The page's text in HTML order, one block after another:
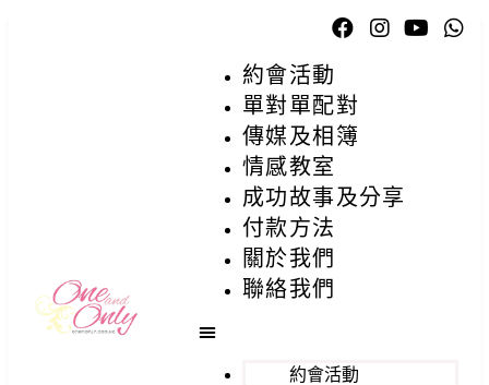
約會活動
單對單配對
傳媒及相簿
情感教室
成功故事及分享
付款方法
關於我們
聯絡我們
約會活動